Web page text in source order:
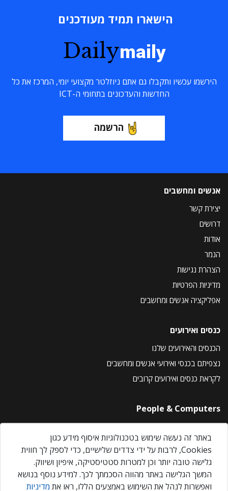
הישארו תמיד מעודכנים
Dailymaily
הירשמו עכשיו ותקבלו גם אתם ניוזלטר מקצועי יומי, המרכז את כל
החדשות והעדכונים בתחומי ה-ICT
הרשמה
אנשים ומחשבים
יצירת קשר
דרושים
אודות
הנמר
הצהרת נגישות
מדיניות הפרטיות
אפליקציה אנשים ומחשבים
כנסים ואירועים
הכנסים והאירועים שלנו
נצפיתם בכנסי ואירועי אנשים ומחשבים
לקראת כנסים ואירועים קרובים
People & Computers
About Us
Privacy Policy
Contact Us
Our Events
באתר זה נעשה שימוש בטכנולוגיות איסוף מידע כגון
Cookies, לרבות על ידי צדדים שלישיים, כדי לספק לך חווית
גלישה טובה יותר וכן למטרות סטטיסטיקה, איפיון ושיווק.
המשך הגלישה באתר מהווה הסכמתך לכך. למידע נוסף בנושא
ואפשרות לנהל את השימוש באמצעים הללו, ראו את מדיניות